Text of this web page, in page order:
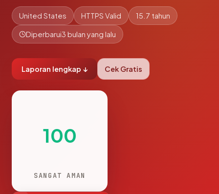
United States HTTPS Valid 15.7 tahun
Diperbarui3 bulan yang lalu
Laporan lengkap ↓ Cek Gratis
100
SANGAT AMAN